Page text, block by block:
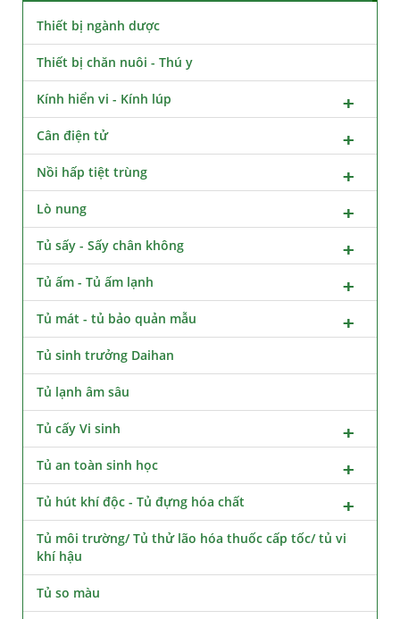
Thiết bị ngành dược
Thiết bị chăn nuôi - Thú y
Kính hiển vi - Kính lúp
Cân điện tử
Nồi hấp tiệt trùng
Lò nung
Tủ sấy - Sấy chân không
Tủ ấm - Tủ ấm lạnh
Tủ mát - tủ bảo quản mẫu
Tủ sinh trưởng Daihan
Tủ lạnh âm sâu
Tủ cấy Vi sinh
Tủ an toàn sinh học
Tủ hút khí độc - Tủ đựng hóa chất
Tủ môi trường/ Tủ thử lão hóa thuốc cấp tốc/ tủ vi
khí hậu
Tủ so màu